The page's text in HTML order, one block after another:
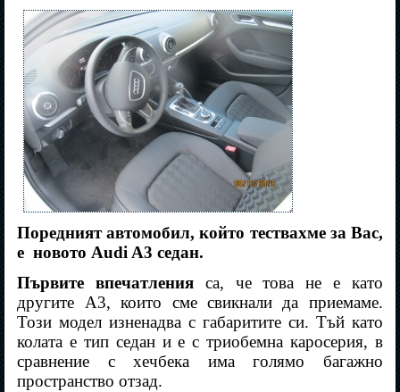
Поредният автомобил, който тествахме за Вас,
е новотоAudi A3седан.
Първите впечатления са, че това не е като
другите А3, които сме свикнали да приемаме.
Този модел изненадва с габаритите си. Тъй като
колата е тип седан и е с триобемна каросерия, в
сравнение с хечбека има голямо багажно
пространство отзад.